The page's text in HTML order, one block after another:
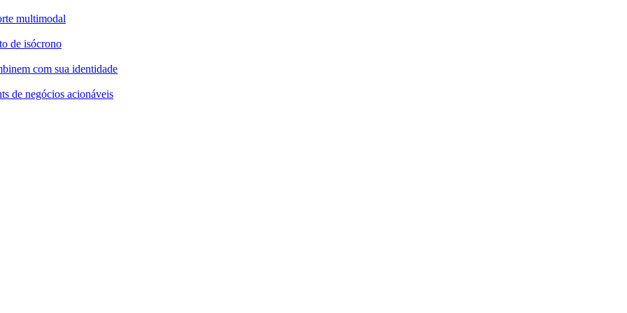
multimodal
de isócrono
com sua identidade
de negócios acionáveis